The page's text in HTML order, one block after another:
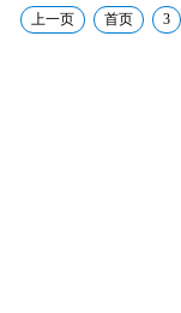
上一页 首页 3